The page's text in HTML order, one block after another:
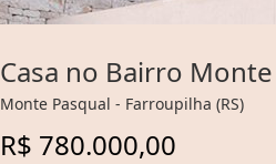
Casa no Bairro
Monte Pasqual - Farroupilha (RS)
R$ 780.000,00